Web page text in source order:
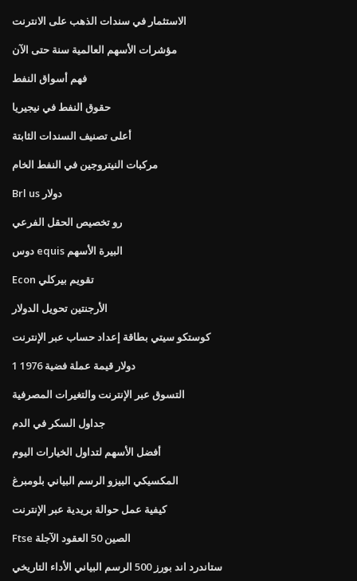
الاستثمار في سندات الذهب على الانترنت
مؤشرات الأسهم العالمية سنة حتى الآن
فهم أسواق النفط
حقوق النفط في نيجيريا
أعلى تصنيف السندات الثابتة
مركبات النيتروجين في النفط الخام
Brl us دولار
رو تخصيص الحقل الفرعي
دوس equis البيرة الأسهم
Econ تقويم بيركلي
الأرجنتين تحويل الدولار
كوستكو سيتي بطاقة إعداد حساب عبر الإنترنت
1 دولار قيمة عملة فضية 1976
التسوق عبر الإنترنت والتغيرات المصرفية
جداول السكر في الدم
أفضل الأسهم لتداول الخيارات اليوم
المكسيكي البيزو الرسم البياني بلومبرغ
كيفية عمل حوالة بريدية عبر الإنترنت
Ftse الصين 50 العقود الآجلة
ستاندرد اند بورز 500 الرسم البياني الأداء التاريخي